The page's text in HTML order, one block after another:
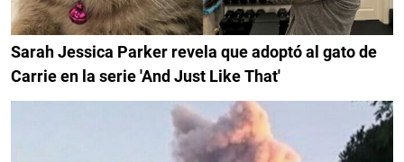
Sarah Jessica Parker revela que adoptó al gato de
Carrie en la serie 'And Just Like That'